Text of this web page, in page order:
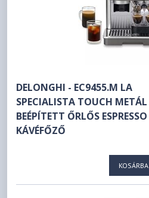
DELONGHI - EC9455.M LA
SPECIALISTA TOUCH METÁL
BEÉPÍTETT ŐRLŐS ESPRESSO
KÁVÉFŐZŐ
KOSÁRBA